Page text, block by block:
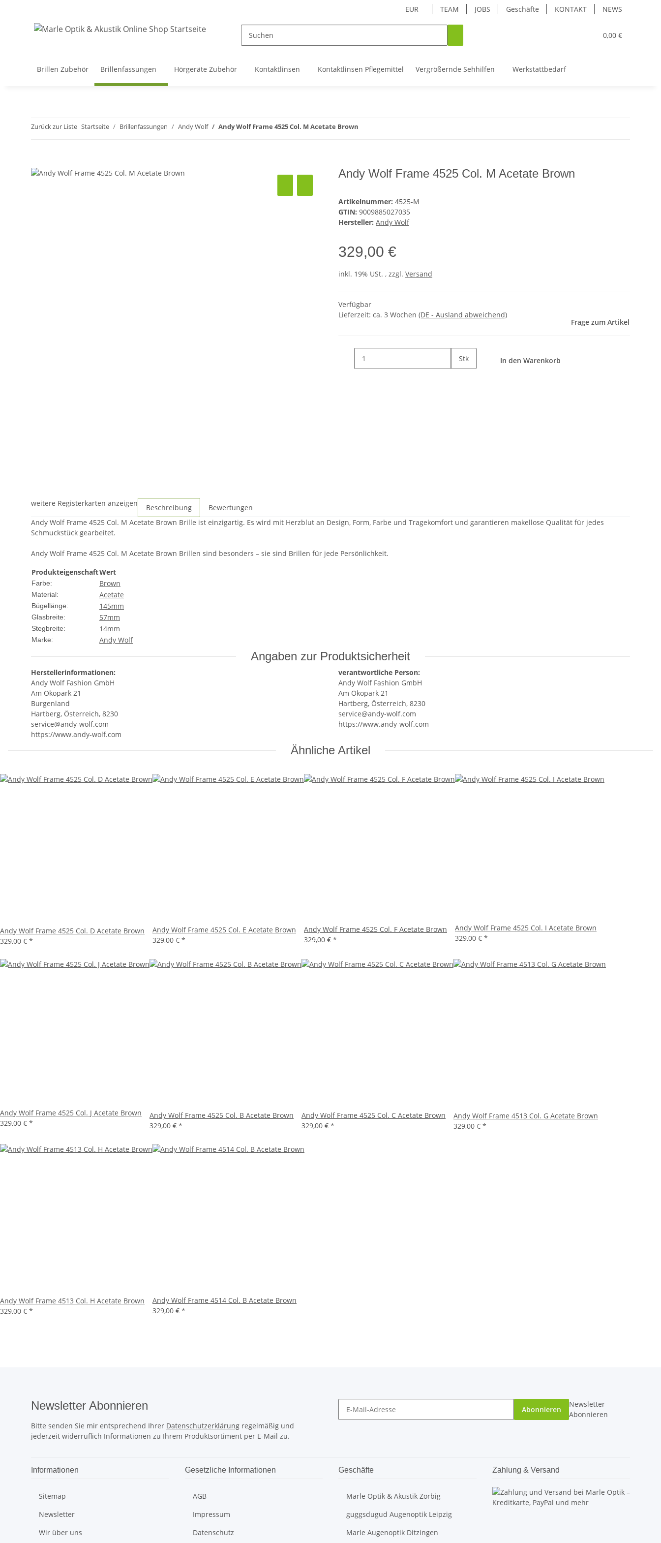
EUR TEAM JOBS Geschäfte KONTAKT NEWS
0,00 €
Brillen Zubehör Brillenfassungen Hörgeräte Zubehör Kontaktlinsen Kontaktlinsen Pflegemittel Vergrößernde Sehhilfen Werkstattbedarf
Zurück zur Liste Startseite Brillenfassungen Andy Wolf Andy Wolf Frame 4525 Col. M Acetate Brown
Andy Wolf Frame 4525 Col. M Acetate Brown
Artikelnummer: 4525-M
GTIN: 9009885027035
Hersteller: Andy Wolf
329,00 €
inkl. 19% USt. , zzgl. Versand
Verfügbar
Lieferzeit: ca. 3 Wochen (DE - Ausland abweichend)
Frage zum Artikel
Stk In den Warenkorb
weitere Registerkarten anzeigen Beschreibung
Bewertungen
Andy Wolf Frame 4525 Col. M Acetate Brown Brille ist einzigartig. Es wird mit Herzblut an Design, Form, Farbe und Tragekomfort und garantieren makellose Qualität für jedes
Schmuckstück gearbeitet.
Andy Wolf Frame 4525 Col. M Acetate Brown Brillen sind besonders – sie sind Brillen für jede Persönlichkeit.
ProdukteigenschaftWert
Farbe: Brown
Material: Acetate
Bügellänge: 145mm
Glasbreite: 57mm
Stegbreite: 14mm
Marke: Andy Wolf
Angaben zur Produktsicherheit
Herstellerinformationen:
Andy Wolf Fashion GmbH
Am Ökopark 21
Burgenland
Hartberg, Österreich, 8230
service@andy-wolf.com
https://www.andy-wolf.com
verantwortliche Person:
Andy Wolf Fashion GmbH
Am Ökopark 21
Hartberg, Österreich, 8230
service@andy-wolf.com
https://www.andy-wolf.com
Ähnliche Artikel
Andy Wolf Frame 4525 Col. D Acetate Brown
329,00 € *
Andy Wolf Frame 4525 Col. E Acetate Brown
329,00 € *
Andy Wolf Frame 4525 Col. F Acetate Brown
329,00 € *
Andy Wolf Frame 4525 Col. I Acetate Brown
329,00 € *
Andy Wolf Frame 4525 Col. J Acetate Brown
329,00 € *
Andy Wolf Frame 4525 Col. B Acetate Brown
329,00 € *
Andy Wolf Frame 4525 Col. C Acetate Brown
329,00 € *
Andy Wolf Frame 4513 Col. G Acetate Brown
329,00 € *
Andy Wolf Frame 4513 Col. H Acetate Brown
329,00 € *
Andy Wolf Frame 4514 Col. B Acetate Brown
329,00 € *
Newsletter Abonnieren
Bitte senden Sie mir entsprechend Ihrer Datenschutzerklärung regelmäßig und
jederzeit widerruflich Informationen zu Ihrem Produktsortiment per E-Mail zu.
Abonnieren
Newsletter
Abonnieren
Informationen
Sitemap
Newsletter
Wir über uns
Gesetzliche Informationen
AGB
Impressum
Datenschutz
Geschäfte
Marle Optik & Akustik Zörbig
guggsdugud Augenoptik Leipzig
Marle Augenoptik Ditzingen
Zahlung & Versand